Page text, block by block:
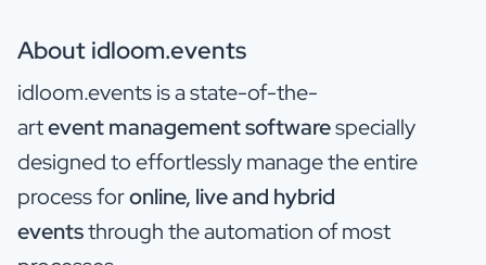
About idloom.events
idloom.events is a state-of-the-
artevent management softwarespecially
designed to effortlessly manage the entire
process foronline, live and hybrid
eventsthrough the automation of most